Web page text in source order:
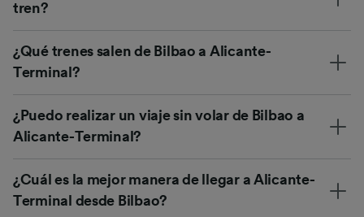
tren?
¿Qué trenes salen de Bilbao a Alicante-
Terminal?
¿Puedo realizar un viaje sin volar de Bilbao a
Alicante-Terminal?
¿Cuál es la mejor manera de llegar a Alicante-
Terminal desde Bilbao?